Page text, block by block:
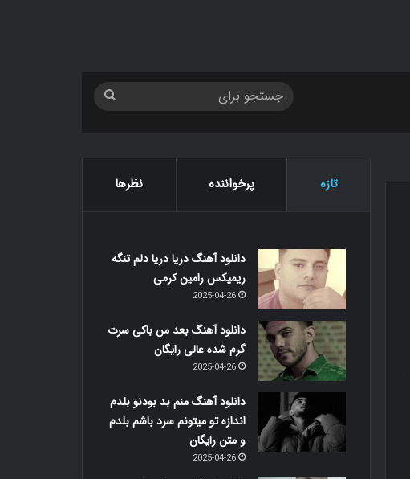
تازه پرخواننده نظرها
دانلود آهنگ دریا دریا دلم تنگه
ریمیکس رامین کرمی
2025-04-26
دانلود آهنگ بعد من باکی سرت
گرم شده عالی رایگان
2025-04-26
دانلود آهنگ منم بد بودنو بلدم
اندازه تو میتونم سرد باشم بلدم
و متن رایگان
2025-04-26